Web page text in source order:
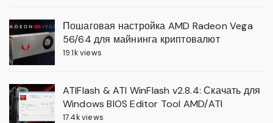
Пошаговая настройка AMD Radeon Vega
56/64 для майнинга криптовалют
19.1k views
ATIFlash & ATI WinFlash v2.8.4: Скачать для
Windows BIOS Editor Tool AMD/ATI
17.4k views